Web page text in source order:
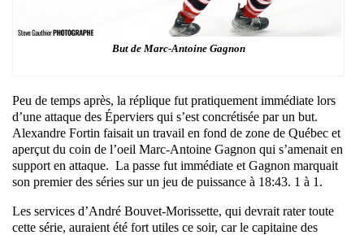
But de Marc-Antoine Gagnon
Peu de temps après, la réplique fut pratiquement immédiate lors
d’une attaque des Éperviers qui s’est concrétisée par un but.
Alexandre Fortin faisait un travail en fond de zone de Québec et
aperçut du coin de l’oeil Marc-Antoine Gagnon qui s’amenait en
support en attaque. La passe fut immédiate et Gagnon marquait
son premier des séries sur un jeu de puissance à 18:43. 1 à 1.
Les services d’André Bouvet-Morissette, qui devrait rater toute
cette série, auraient été fort utiles ce soir, car le capitaine des